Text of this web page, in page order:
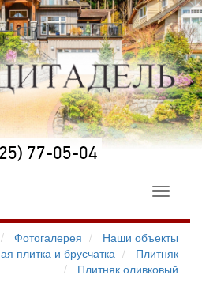
77-05-04
Toggle
Фотогалерея
Наши объекты
плитка и брусчатка
Плитняк
Плитняк оливковый